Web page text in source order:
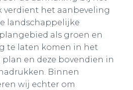
verdient het aanbeveling
landschappelijke
als groen en
te laten komen in het
en deze bovendien in
Binnen
wij echter om